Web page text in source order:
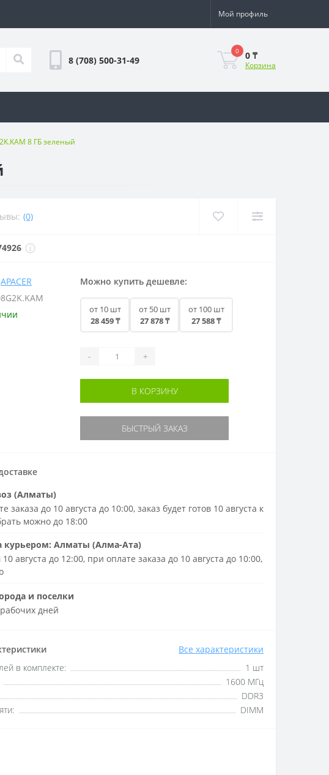
Мой профиль
8 (708) 500-31-49
0 0 ₸
Корзина
8 ГБ зеленый
(0)
APACER
Можно купить дешевле:
от 10 шт
28 459 ₸
от 50 шт
27 878 ₸
от 100 шт
27 588 ₸
- +
В КОРЗИНУ
БЫСТРЫЙ ЗАКАЗ
(Алматы)
заказа до 10 августа до 10:00, заказ будет готов 10 августа к
можно до 18:00
курьером: Алматы (Алма-Ата)
августа до 12:00, при оплате заказа до 10 августа до 10:00,
и поселки
дней
Все характеристики
в комплекте:
1 шт
1600 МГц
DDR3
DIMM